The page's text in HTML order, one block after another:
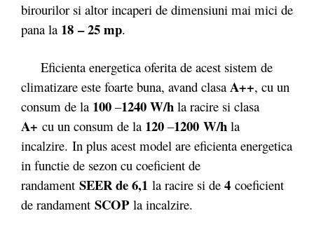
birourilor si altor incaperi de dimensiuni mai mici de
pana la 18 – 25 mp.
Eficienta energetica oferita de acest sistem de
climatizare este foarte buna, avand clasa A++, cu un
consum de la 100 –1240W/h la racire si clasa
A+ cu un consum de la 120 –1200 W/h la
incalzire. In plus acest model are eficienta energetica
in functie de sezon cu coeficient de
randament SEER de 6,1 la racire si de 4 coeficient
de randament SCOP la incalzire.